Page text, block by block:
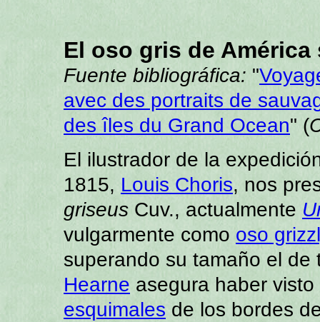
El oso gris de
Fuente bibliográfica: "
avec des portraits de
des îles du Grand Ocean" (
El ilustrador de la
1815, Louis Choris, nos
griseus Cuv., actualmente
vulgarmente como oso
superando su tamaño el
Hearne asegura haber
esquimales de los bordes